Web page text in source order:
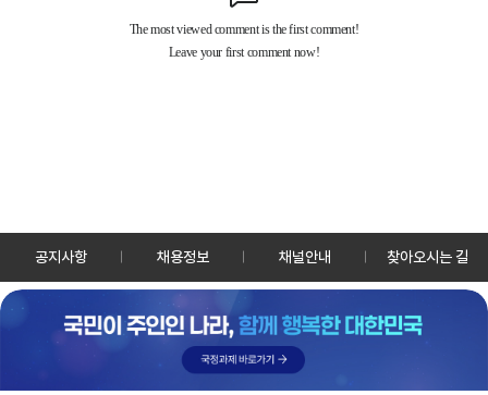
공지사항 채용정보 채널안내 찾아오시는 길
30128 세종특별자치시 정부2청사로 13 한국정책방송원 KTV
TEL: 044-204-8000
Copyrightⓒ KTV 국민방송 All Rights Reserved.